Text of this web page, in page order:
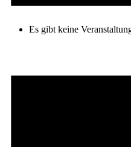
Es gibt keine